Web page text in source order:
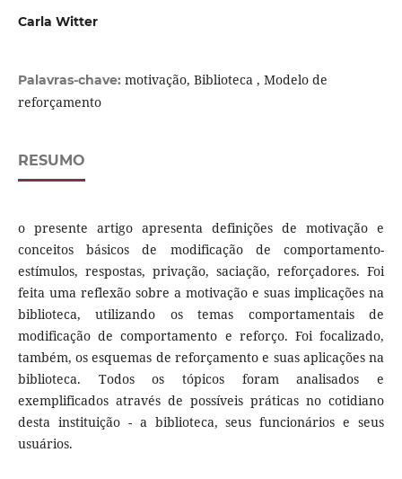
Carla Witter
Palavras-chave: motivação, Biblioteca , Modelo de
reforçamento
RESUMO
o presente artigo apresenta definições de motivação e
conceitos básicos de modificação de comportamento-
estímulos, respostas, privação, saciação, reforçadores. Foi
feita uma reflexão sobre a motivação e suas implicações na
biblioteca, utilizando os temas comportamentais de
modificação de comportamento e reforço. Foi focalizado,
também, os esquemas de reforçamento e suas aplicações na
biblioteca. Todos os tópicos foram analisados e
exemplificados através de possíveis práticas no cotidiano
desta instituição - a biblioteca, seus funcionários e seus
usuários.